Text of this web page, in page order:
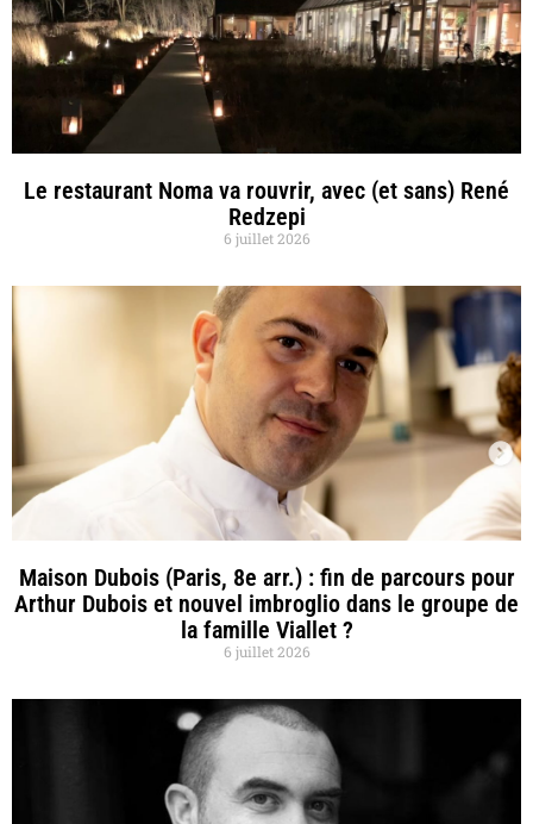
Le restaurant Noma va rouvrir, avec (et sans) René
Redzepi
6 juillet 2026
Maison Dubois (Paris, 8e arr.) : fin de parcours pour
Arthur Dubois et nouvel imbroglio dans le groupe de
la famille Viallet ?
6 juillet 2026